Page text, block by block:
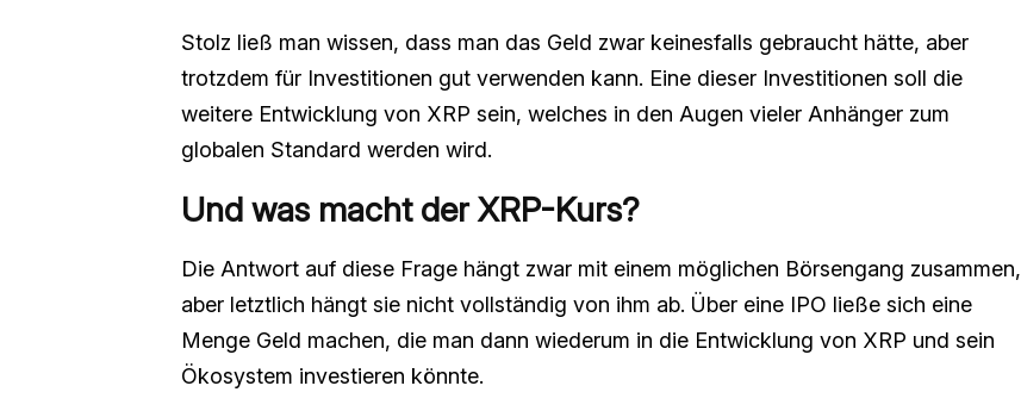
Stolz ließ man wissen, dass man das Geld zwar keinesfalls gebraucht hätte, aber
trotzdem für Investitionen gut verwenden kann. Eine dieser Investitionen soll die
weitere Entwicklung von XRP sein, welches in den Augen vieler Anhänger zum
globalen Standard werden wird.
Und was macht der XRP-Kurs?
Die Antwort auf diese Frage hängt zwar mit einem möglichen Börsengang zusammen,
aber letztlich hängt sie nicht vollständig von ihm ab. Über eine IPO ließe sich eine
Menge Geld machen, die man dann wiederum in die Entwicklung von XRP und sein
Ökosystem investieren könnte.